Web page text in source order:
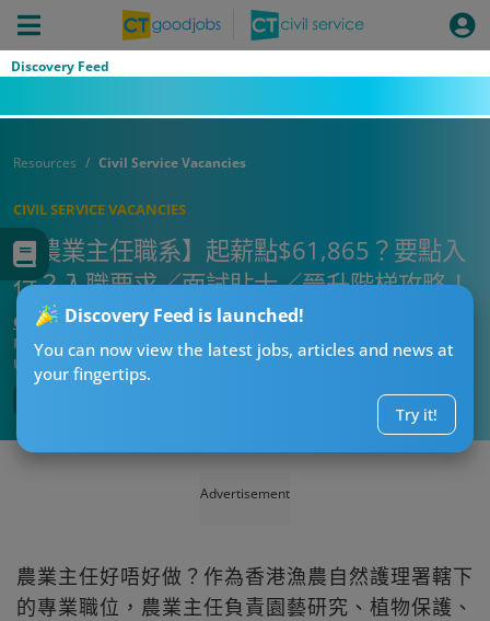
Discovery Feed
Discovery Feed is launched!
You can now view the latest jobs, articles and news at
your fingertips.
Try it!
Resources Civil Service Vacancies
CIVIL SERVICE VACANCIES
【農業主任職系】起薪點$61,865？要點入
行？入職要求／面試貼士／晉升階梯攻略！
CTgoodjobs’ Editor
Published:
2026-07-25 00:32
Updated:
2026-07-25 00:32
Advertisement
農業主任好唔好做？作為香港漁農自然護理署轄下
的專業職位，農業主任負責園藝研究、植物保護、